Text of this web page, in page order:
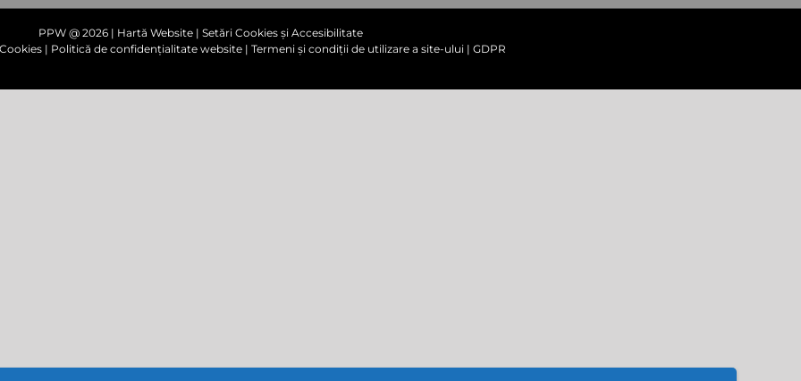
PPW @ 2026 | Hartă Website| Setări Cookies și Accesibilitate
| Politică de confidențialitate website| Termeni și condiții de utilizare a site-ului| GDPR